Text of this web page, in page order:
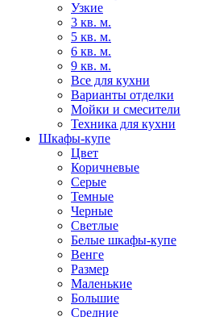
Узкие
3 кв. м.
5 кв. м.
6 кв. м.
9 кв. м.
Все для кухни
Варианты отделки
Мойки и смесители
Техника для кухни
Шкафы-купе
Цвет
Коричневые
Серые
Темные
Черные
Светлые
Белые шкафы-купе
Венге
Размер
Маленькие
Большие
Средние